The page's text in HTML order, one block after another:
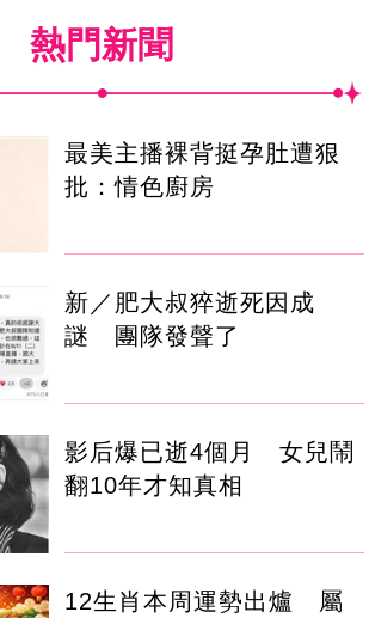
熱門新聞
最美主播裸背挺孕肚遭狠
批：情色廚房
新／肥大叔猝逝死因成
謎 團隊發聲了
影后爆已逝4個月 女兒鬧
翻10年才知真相
12生肖本周運勢出爐 屬